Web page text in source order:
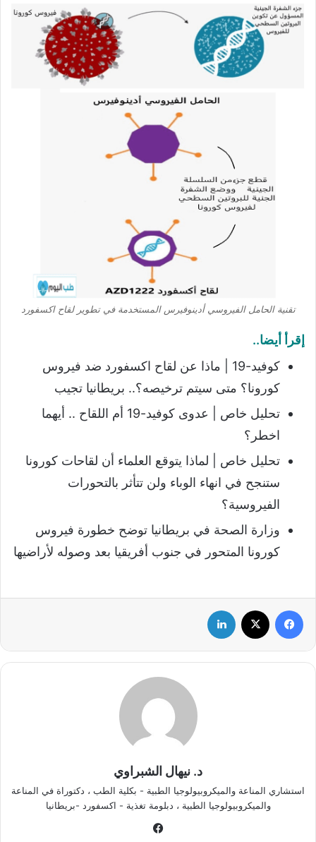
تقنية الحامل الفيروسي أدينوفيرس المستخدمة في تطوير لقاح اكسفورد
إقرأ أيضا..
كوفيد-19 | ماذا عن لقاح اكسفورد ضد فيروس
كورونا؟ متى سيتم ترخيصه؟.. بريطانيا تجيب
تحليل خاص | عدوى كوفيد-19 أم اللقاح .. أيهما
اخطر؟
تحليل خاص | لماذا يتوقع العلماء أن لقاحات كورونا
ستنجح في انهاء الوباء ولن تتأثر بالتحورات
الفيروسية؟
وزارة الصحة في بريطانيا توضح خطورة فيروس
كورونا المتحور في جنوب أفريقيا بعد وصوله لأراضيها
د. نيهال الشبراوي
استشاري المناعة والميكروبيولوجيا الطبية - بكلية الطب ، دكتوراة في المناعة
والميكروبيولوجيا الطبية ، دبلومة تغذية - اكسفورد -بريطانيا